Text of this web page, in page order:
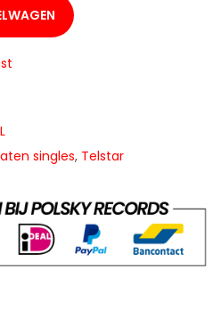
singles, Telstar